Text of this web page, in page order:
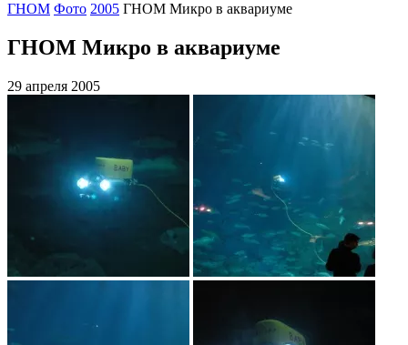
ГНОМ Фото 2005 ГНОМ Микро в аквариуме
ГНОМ Микро в аквариуме
29 апреля 2005